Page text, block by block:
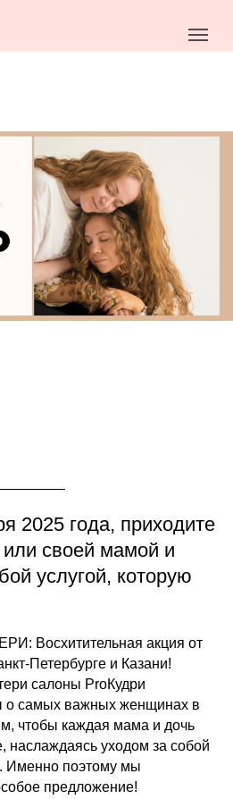
2025 года, приходите
или своей мамой и
услугой, которую
Восхитительная акция от
Петербурге и Казани!
салоны ProКудри
о самых важных женщинах в
чтобы каждая мама и дочь
наслаждаясь уходом за собой
Именно поэтому мы
предложение!